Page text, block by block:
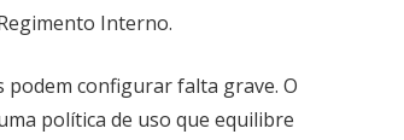
Interno.
podem configurar falta grave. O
política de uso que equilibre